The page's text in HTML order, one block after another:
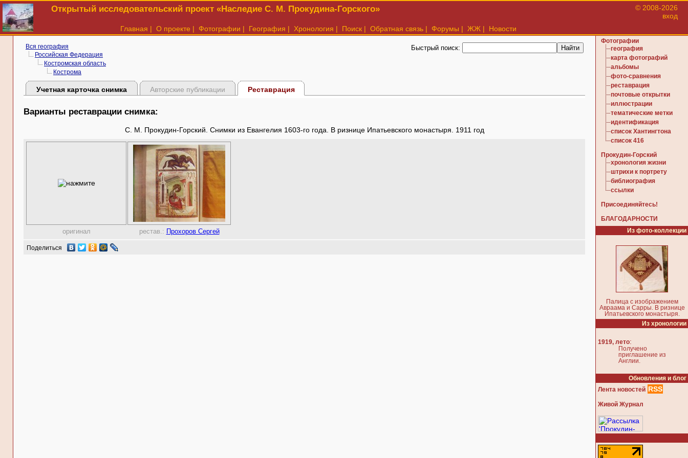
Открытый исследовательский проект «Наследие С. М. Прокудина-Горского»
© 2008-2026
вход
Главная | О проекте | Фотографии | География | Хронология | Поиск | Обратная связь | Форумы | ЖЖ | Новости
Вся география
Российская Федерация
Костромская область
Кострома
Быстрый поиск:
Учетная карточка снимка Авторские публикации Реставрация
Варианты реставрации снимка:
С. М. Прокудин-Горский. Снимки из Евангелия 1603-го года. В ризнице Ипатьевского монастыря. 1911 год
оригинал рестав.: Прохоров Сергей
Поделиться
Фотографии
география
карта фотографий
альбомы
фото-сравнения
реставрация
почтовые открытки
иллюстрации
тематические метки
идентификация
список Хантингтона
список 416
Прокудин-Горский
хронология жизни
штрихи к портрету
библиография
ссылки
Присоединяйтесь!
БЛАГОДАРНОСТИ
Из фото-коллекции
Палица с изображением
Авраама и Сарры. В ризнице
Ипатьевского монастыря.
Из хронологии
1919, лето:
Получено
приглашение из
Англии.
Обновления и блог
Лента новостей RSS
Живой Журнал